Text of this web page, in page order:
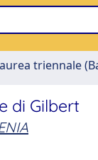
triennale
di Gilbert